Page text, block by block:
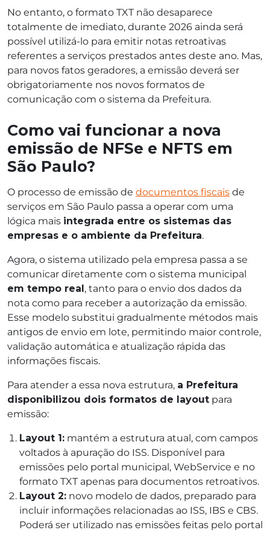
No entanto, o formato TXT não desaparece
totalmente de imediato, durante 2026 ainda será
possível utilizá-lo para emitir notas retroativas
referentes a serviços prestados antes deste ano. Mas,
para novos fatos geradores, a emissão deverá ser
obrigatoriamente nos novos formatos de
comunicação com o sistema da Prefeitura.
Como vai funcionar a nova
emissão de NFSe e NFTS em
São Paulo?
O processo de emissão de documentos fiscais de
serviços em São Paulo passa a operar com uma
lógica mais integrada entre os sistemas das
empresas e o ambiente da Prefeitura.
Agora, o sistema utilizado pela empresa passa a se
comunicar diretamente com o sistema municipal
em tempo real , tanto para o envio dos dados da
nota como para receber a autorização da emissão.
Esse modelo substitui gradualmente métodos mais
antigos de envio em lote, permitindo maior controle,
validação automática e atualização rápida das
informações fiscais.
Para atender a essa nova estrutura, a Prefeitura
disponibilizou dois formatos de layout para
emissão:
Layout 1: mantém a estrutura atual, com campos
voltados à apuração do ISS. Disponível para
emissões pelo portal municipal, WebService e no
formato TXT apenas para documentos retroativos.
Layout 2: novo modelo de dados, preparado para
incluir informações relacionadas ao ISS, IBS e CBS.
Poderá ser utilizado nas emissões feitas pelo portal